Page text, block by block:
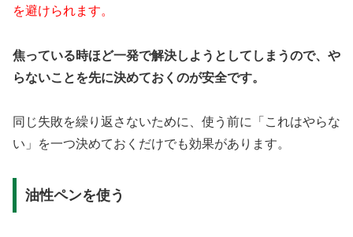
を避けられます。
焦っている時ほど一発で解決しようとしてしまうので、や
らないことを先に決めておくのが安全です。
同じ失敗を繰り返さないために、使う前に「これはやらな
い」を一つ決めておくだけでも効果があります。
油性ペンを使う